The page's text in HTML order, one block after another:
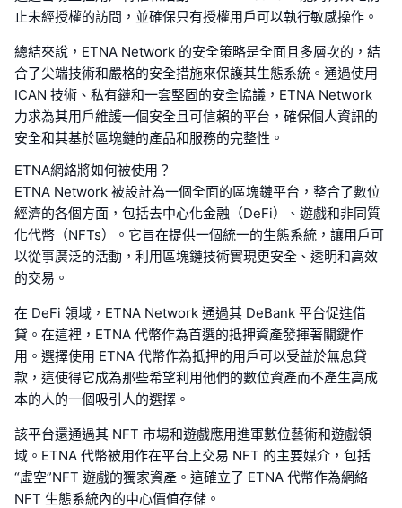
止未經授權的訪問，並確保只有授權用戶可以執行敏感操作。
總結來說，ETNA Network 的安全策略是全面且多層次的，結
合了尖端技術和嚴格的安全措施來保護其生態系統。通過使用
ICAN 技術、私有鏈和一套堅固的安全協議，ETNA Network
力求為其用戶維護一個安全且可信賴的平台，確保個人資訊的
安全和其基於區塊鏈的產品和服務的完整性。
ETNA網絡將如何被使用？
ETNA Network 被設計為一個全面的區塊鏈平台，整合了數位
經濟的各個方面，包括去中心化金融（DeFi）、遊戲和非同質
化代幣（NFTs）。它旨在提供一個統一的生態系統，讓用戶可
以從事廣泛的活動，利用區塊鏈技術實現更安全、透明和高效
的交易。
在 DeFi 領域，ETNA Network 通過其 DeBank 平台促進借
貸。在這裡，ETNA 代幣作為首選的抵押資產發揮著關鍵作
用。選擇使用 ETNA 代幣作為抵押的用戶可以受益於無息貸
款，這使得它成為那些希望利用他們的數位資產而不產生高成
本的人的一個吸引人的選擇。
該平台還通過其 NFT 市場和遊戲應用進軍數位藝術和遊戲領
域。ETNA 代幣被用作在平台上交易 NFT 的主要媒介，包括
“虛空”NFT 遊戲的獨家資產。這確立了 ETNA 代幣作為網絡
NFT 生態系統內的中心價值存儲。